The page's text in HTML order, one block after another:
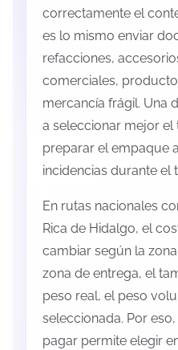
correctamente el
es lo mismo enviar
refacciones,
comerciales,
mercancía frágil. Una
a seleccionar mejor el
preparar el empaque
incidencias durante el
En rutas nacionales
Rica de Hidalgo, el
cambiar según la
zona de entrega, el
peso real, el peso
seleccionada. Por
pagar permite elegir